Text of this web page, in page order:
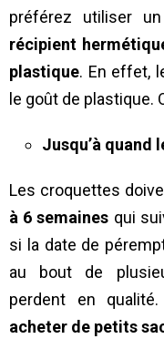
préférez utiliser
récipient
plastique. En effet,
le goût de plastique.
Jusqu’à quand
Les croquettes
à 6 semaines qui
si la date de
au bout de
perdent en
acheter de petits